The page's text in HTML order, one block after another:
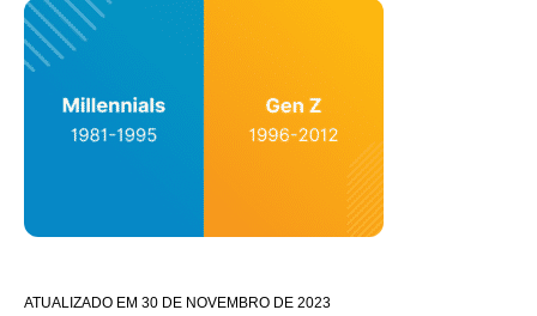
ATUALIZADO EM 30 DE NOVEMBRO DE 2023